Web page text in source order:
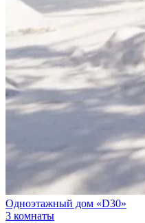
Одноэтажный дом «D30»
3 комнаты